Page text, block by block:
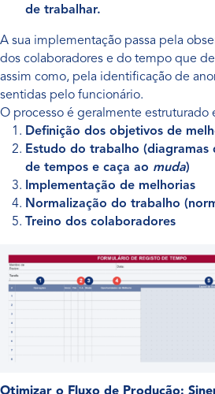
de trabalhar.
A sua implementação passa pela
dos colaboradores e do tempo que
assim como, pela identificação de
sentidas pelo funcionário.
O processo é geralmente estruturado
Definição dos objetivos de
Estudo do trabalho (diagramas
de tempos e caça ao muda)
Implementação de melhorias
Normalização do trabalho
Treino dos colaboradores